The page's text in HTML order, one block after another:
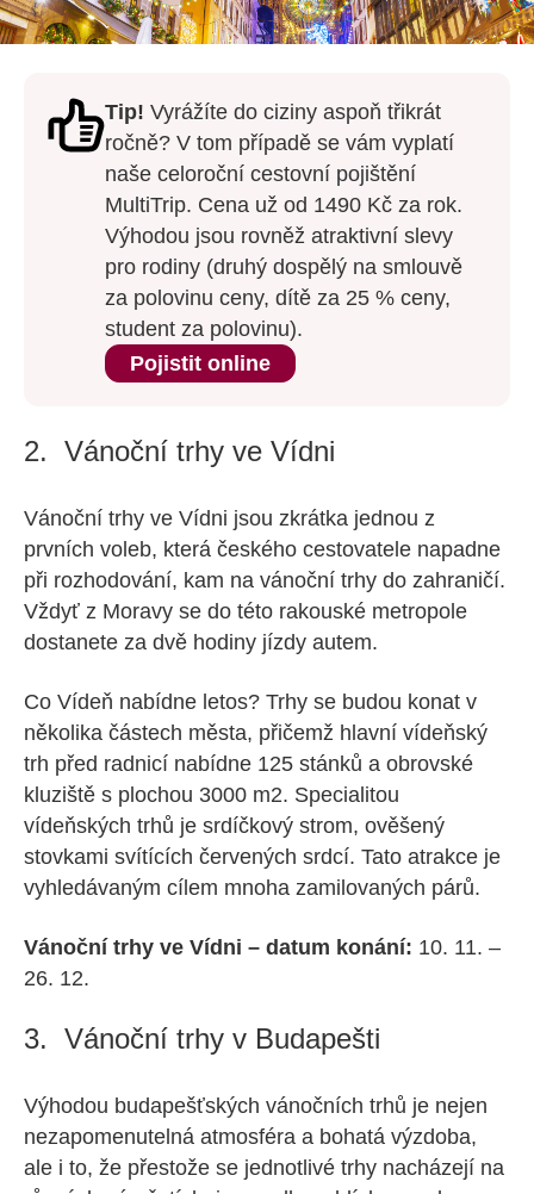
Tip! Vyrážíte do ciziny aspoň třikrát
ročně? V tom případě se vám vyplatí
naše celoroční cestovní pojištění
MultiTrip. Cena už od 1490 Kč za rok.
Výhodou jsou rovněž atraktivní slevy
pro rodiny (druhý dospělý na smlouvě
za polovinu ceny, dítě za 25 % ceny,
student za polovinu).
Pojistit online
2. Vánoční trhy ve Vídni
Vánoční trhy ve Vídni jsou zkrátka jednou z
prvních voleb, která českého cestovatele napadne
při rozhodování, kam na vánoční trhy do zahraničí.
Vždyť z Moravy se do této rakouské metropole
dostanete za dvě hodiny jízdy autem.
Co Vídeň nabídne letos? Trhy se budou konat v
několika částech města, přičemž hlavní vídeňský
trh před radnicí nabídne 125 stánků a obrovské
kluziště s plochou 3000 m2. Specialitou
vídeňských trhů je srdíčkový strom, ověšený
stovkami svítících červených srdcí. Tato atrakce je
vyhledávaným cílem mnoha zamilovaných párů.
Vánoční trhy ve Vídni – datum konání: 10. 11. –
26. 12.
3. Vánoční trhy v Budapešti
Výhodou budapešťských vánočních trhů je nejen
nezapomenutelná atmosféra a bohatá výzdoba,
ale i to, že přestože se jednotlivé trhy nacházejí na